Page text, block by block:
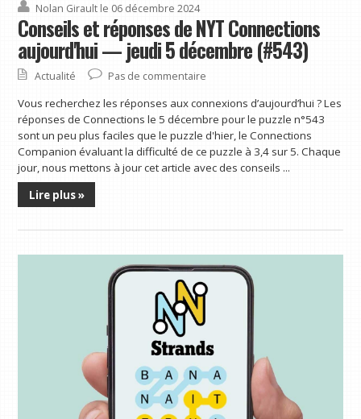
Nolan Girault le 06 décembre 2024
Conseils et réponses de NYT Connections
aujourd'hui — jeudi 5 décembre (#543)
Actualité Pas de commentaire
Vous recherchez les réponses aux connexions d’aujourd’hui ? Les
réponses de Connections le 5 décembre pour le puzzle n°543
sont un peu plus faciles que le puzzle d'hier, le Connections
Companion évaluant la difficulté de ce puzzle à 3,4 sur 5. Chaque
jour, nous mettons à jour cet article avec des conseils ...
Lire plus »